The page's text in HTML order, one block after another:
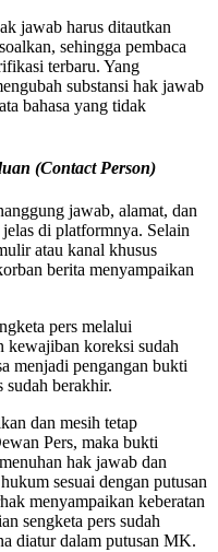
jawab harus ditautkan
sehingga pembaca
terbaru. Yang
substansi hak jawab
bahasa yang tidak
(Contact Person)
jawab, alamat, dan
di platformnya. Selain
atau kanal khusus
berita menyampaikan
pers melalui
kewajiban koreksi sudah
menjadi pengangan bukti
sudah berakhir.
dan mesih tetap
Pers, maka bukti
hak jawab dan
sesuai dengan putusan
menyampaikan keberatan
sengketa pers sudah
diatur dalam putusan MK.